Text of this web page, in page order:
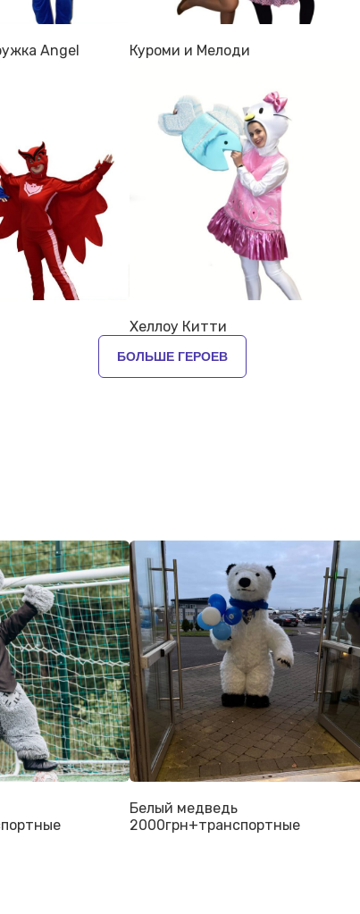
Angel Куроми и Мелоди
Хеллоу Китти
БОЛЬШЕ ГЕРОЕВ
Белый медведь
2000грн+транспортные